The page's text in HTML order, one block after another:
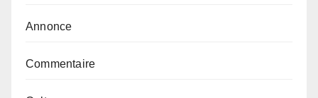
Annonce
Commentaire